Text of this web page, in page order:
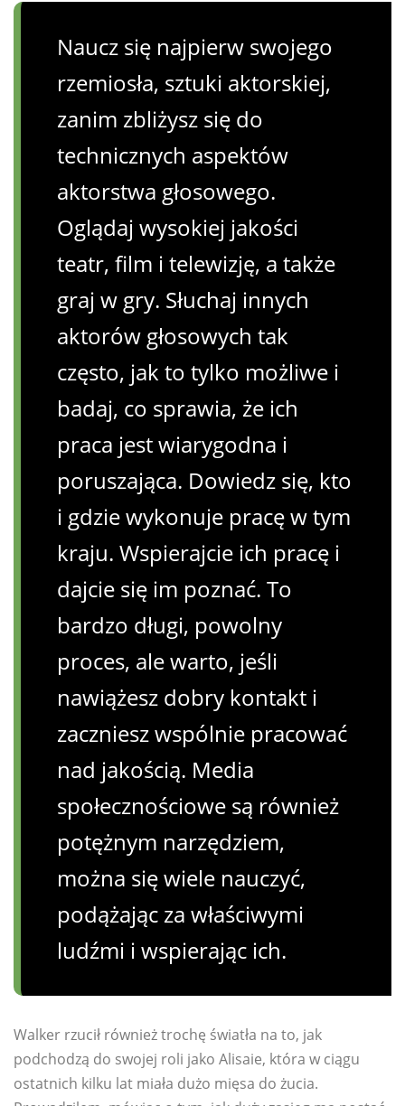
Naucz się najpierw swojego
rzemiosła, sztuki aktorskiej,
zanim zbliżysz się do
technicznych aspektów
aktorstwa głosowego.
Oglądaj wysokiej jakości
teatr, film i telewizję, a także
graj w gry. Słuchaj innych
aktorów głosowych tak
często, jak to tylko możliwe i
badaj, co sprawia, że ​​ich
praca jest wiarygodna i
poruszająca. Dowiedz się, kto
i gdzie wykonuje pracę w tym
kraju. Wspierajcie ich pracę i
dajcie się im poznać. To
bardzo długi, powolny
proces, ale warto, jeśli
nawiążesz dobry kontakt i
zaczniesz wspólnie pracować
nad jakością. Media
społecznościowe są również
potężnym narzędziem,
można się wiele nauczyć,
podążając za właściwymi
ludźmi i wspierając ich.
Walker rzucił również trochę światła na to, jak
podchodzą do swojej roli jako Alisaie, która w ciągu
ostatnich kilku lat miała dużo mięsa do żucia.